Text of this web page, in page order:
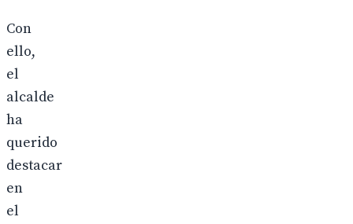
Con
ello,
el
alcalde
ha
querido
destacar
en
el